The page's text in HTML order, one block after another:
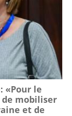
«Pour le
mobiliser
et de